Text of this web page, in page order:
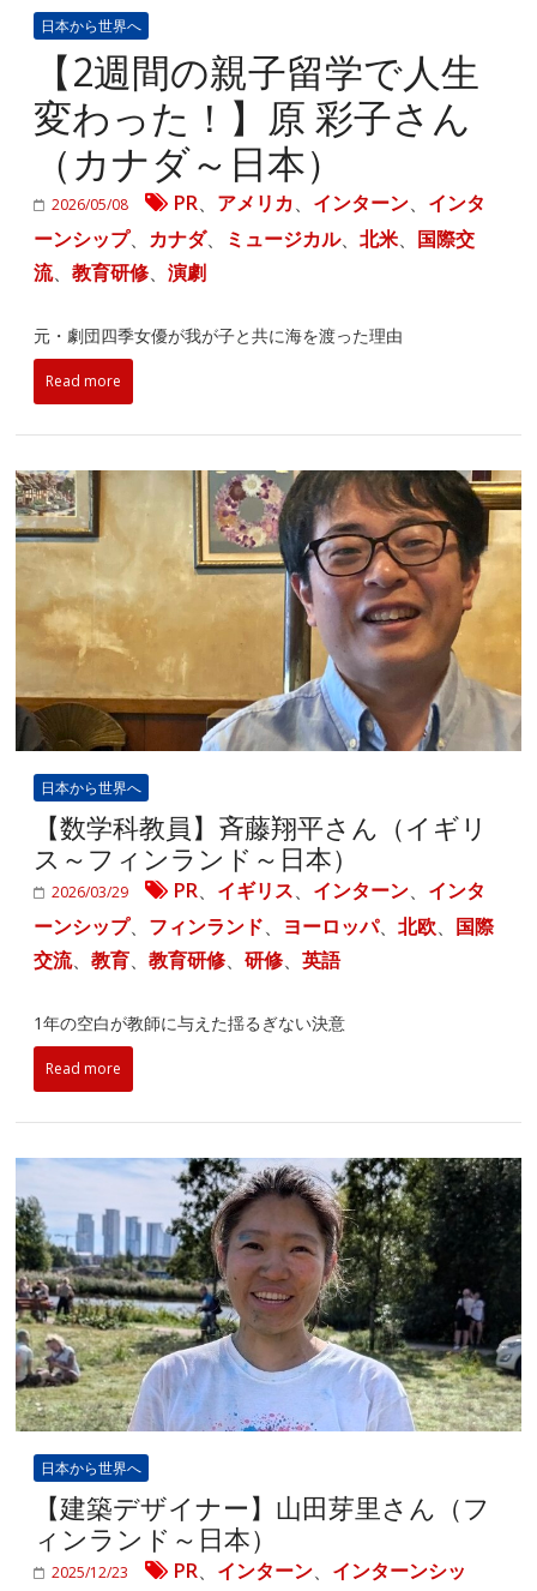
日本から世界へ
【2週間の親子留学で人生
変わった！】原 彩子さん
（カナダ～日本）
2026/05/08 PR、 アメリカ、 インターン、 インタ
ーンシップ、 カナダ、 ミュージカル、北米、 国際交
流、教育研修、演劇
元・劇団四季女優が我が子と共に海を渡った理由
Read more
日本から世界へ
【数学科教員】斉藤翔平さん（イギリ
ス～フィンランド～日本）
2026/03/29 PR、 イギリス、 インターン、 インタ
ーンシップ、 フィンランド、 ヨーロッパ、北欧、 国際
交流、教育、教育研修、研修、英語
1年の空白が教師に与えた揺るぎない決意
Read more
日本から世界へ
【建築デザイナー】山田芽里さん（フ
ィンランド～日本）
2025/12/23 PR、 インターン、 インターンシッ